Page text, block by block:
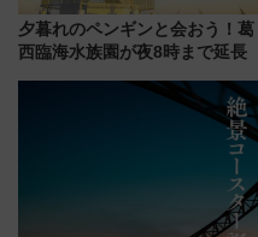
夕暮れのペンギンと会おう！葛
西臨海水族園が夜8時まで延長